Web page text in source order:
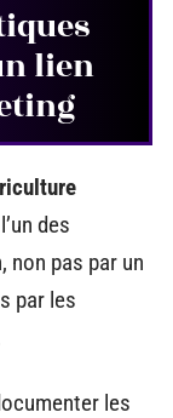
lien
des
pas par un
par les
les